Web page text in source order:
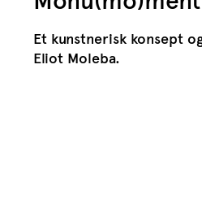
Et kunstnerisk konsept
Eliot Moleba.